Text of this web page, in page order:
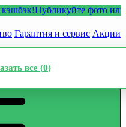
Публикуйте фото или
Гарантия и сервис Акции
все (0)